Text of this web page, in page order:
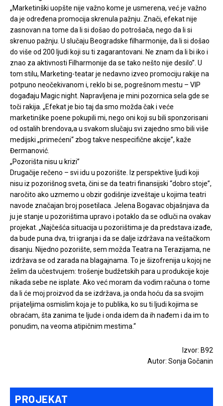
PROJEKAT
„Marketinški uopšte nije važno kome je usmerena, već je važno
da je određena promocija skrenula pažnju. Znači, efekat nije
zasnovan na tome da li si došao do potrošača, nego da li si
skrenuo pažnju. U slučaju Beogradske filharmonije, da li si došao
do više od 200 ljudi koji su ti zagarantovani. Ne znam da li bi iko i
znao za aktivnosti Filharmonije da se tako nešto nije desilo”. U
tom stilu, Marketing-teatar je nedavno izveo promociju rakije na
potpuno neočekivanom i, reklo bi se, pogrešnom mestu – VIP
događaju Magic night. Napravljena je mini pozornica sela gde se
toči rakija. „Efekat je bio taj da smo možda čak i veće
marketinške poene pokupili mi, nego oni koji su bili sponzorisani
od ostalih brendova,a u svakom slučaju svi zajedno smo bili više
medijski „primećeni“ zbog takve nespecifične akcije”, kaže
Đermanović.
„Pozorišta nisu u krizi”
Drugačije rečeno – svi idu u pozorište. Iz perspektive ljudi koji
nisu iz pozorišnog sveta, čini se da teatri finansijski “dobro stoje”,
naročito ako uzmemo u obzir godišnje izveštaje u kojima teatri
navode značajan broj posetilaca. Jelena Bogavac objašnjava da
ju je stanje u pozorištima upravo i potaklo da se odluči na ovakav
projekat. „Najčešća situacija u pozorištima je da predstava izađe,
da bude puna dva, tri igranja i da se dalje izdržava na veštačkom
disanju. Nijedno pozorište, sem možda Teatra na Terazijama, ne
izdržava se od zarada na blagajnama. To je šizofrenija u kojoj ne
želim da učestvujem: trošenje budžetskih para u produkcije koje
nikada sebe ne isplate. Ako već moram da vodim računa o tome
da li će moj proizvod da se izdržava, ja onda hoću da sa svojim
prijateljima osmislim koja je to publika, ko su ti ljudi kojima se
obraćam, šta zanima te ljude i onda idem da ih nađem i da im to
ponudim, na veoma atipičnim mestima.“
Izvor: B92
Autor: Sonja Gočanin